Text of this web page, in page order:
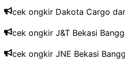
cek ongkir Dakota Cargo
cek ongkir J&T Bekasi
cek ongkir JNE Bekasi